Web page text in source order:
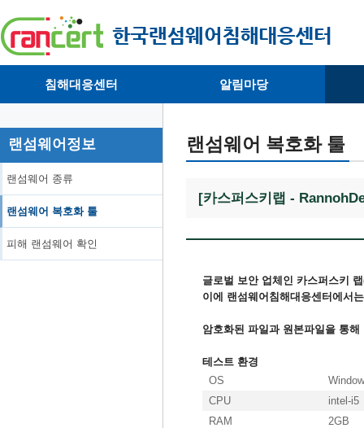
침해대응센터
· 침해피해신고
· 개인정보취급방침
알림마당
· 뉴스레터
랜섬웨어정보
랜섬웨어 종류
랜섬웨어 복호화 툴
피해 랜섬웨어 확인
랜섬웨어 복호화 툴
[카스퍼스키랩 -
글로벌 보안 업체인 카스퍼스키
이에 랜섬웨어침해대응센터에서
암호화된 파일과 원본파일을 통
테스트 환경
OS
CPU
intel-i5
RAM
2GB